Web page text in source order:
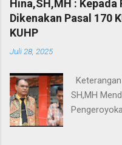
Hina,SH,MH : Kepada
Dikenakan Pasal 170
KUHP
Juli 28, 2025
SH,MH
masing